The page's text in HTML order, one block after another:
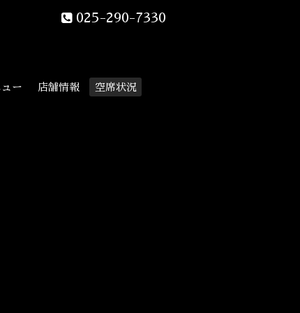
025-290-7330
ュー 店舗情報
空席状況